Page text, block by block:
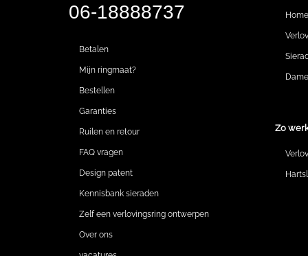
06-18888737
Betalen
Mijn ringmaat?
Bestellen
Garanties
Ruilen en retour
FAQ vragen
Design patent
Kennisbank sieraden
Zelf een verlovingsring ontwerpen
Over ons
Home
Zo